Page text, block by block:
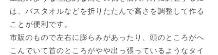
は、バスタオルなどを折りたたんで高さを調整して作る
ことが便利です。
市販のもので左右に膨らみがあったり、頭のところがへ
こんでいて首のところがやや出っ張っているようなタイ